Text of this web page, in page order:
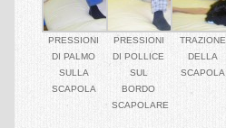
QI GONG
Qi Gong Presentazioni
Qi Gong Corsi
PRESSIONI
DI PALMO
SULLA
SCAPOLA
PRESSIONI
DI POLLICE
SUL
BORDO
SCAPOLARE
TRAZIONE
DELLA
SCAPOLA